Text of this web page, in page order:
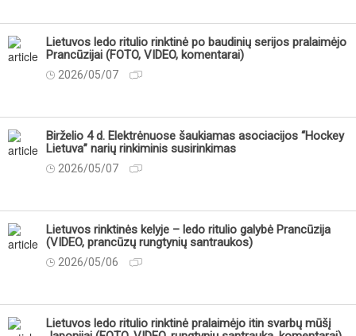
Lietuvos ledo ritulio rinktinė po baudinių serijos pralaimėjo
Prancūzijai (FOTO, VIDEO, komentarai)
2026/05/07
Birželio 4 d. Elektrėnuose šaukiamas asociacijos “Hockey
Lietuva” narių rinkiminis susirinkimas
2026/05/07
Lietuvos rinktinės kelyje – ledo ritulio galybė Prancūzija
(VIDEO, prancūzų rungtynių santraukos)
2026/05/06
Lietuvos ledo ritulio rinktinė pralaimėjo itin svarbų mūšį